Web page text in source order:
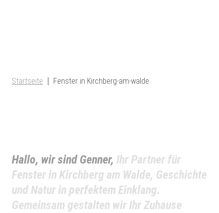
Startseite Fenster in Kirchberg-am-walde
Hallo, wir sind Genner, Ihr Partner für
Fenster in Kirchberg am Walde, Geschichte
und Natur in perfektem Einklang.
Gemeinsam gestalten wir Ihr Zuhause